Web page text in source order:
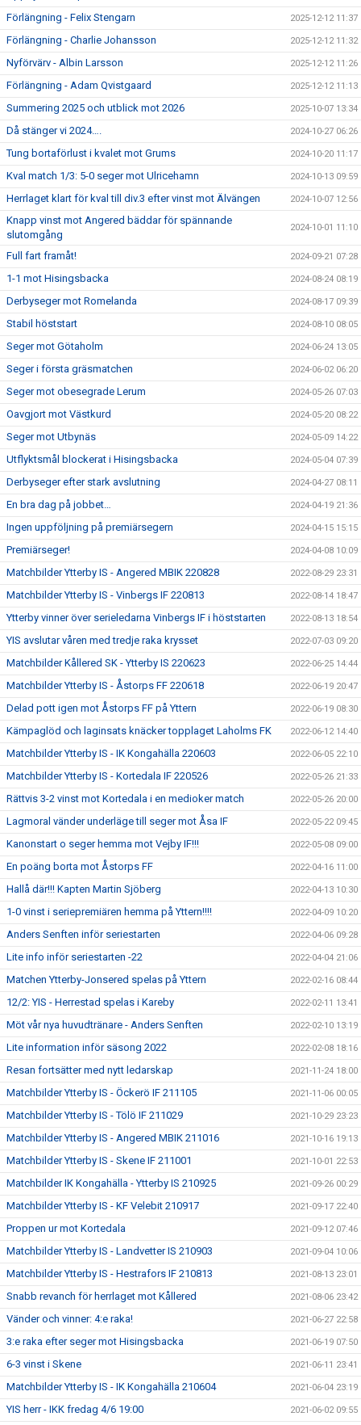
Förlängning - Felix Stengarn 2025-12-12 11:37
Förlängning - Charlie Johansson 2025-12-12 11:32
Nyförvärv - Albin Larsson 2025-12-12 11:26
Förlängning - Adam Qvistgaard 2025-12-12 11:13
Summering 2025 och utblick mot 2026 2025-10-07 13:34
Då stänger vi 2024…. 2024-10-27 06:26
Tung bortaförlust i kvalet mot Grums 2024-10-20 11:17
Kval match 1/3: 5-0 seger mot Ulricehamn 2024-10-13 09:59
Herrlaget klart för kval till div.3 efter vinst mot Älvängen 2024-10-07 12:56
Knapp vinst mot Angered bäddar för spännande
slutomgång
2024-10-01 11:10
Full fart framåt! 2024-09-21 07:28
1-1 mot Hisingsbacka 2024-08-24 08:19
Derbyseger mot Romelanda 2024-08-17 09:39
Stabil höststart 2024-08-10 08:05
Seger mot Götaholm 2024-06-24 13:05
Seger i första gräsmatchen 2024-06-02 06:20
Seger mot obesegrade Lerum 2024-05-26 07:03
Oavgjort mot Västkurd 2024-05-20 08:22
Seger mot Utbynäs 2024-05-09 14:22
Utflyktsmål blockerat i Hisingsbacka 2024-05-04 07:39
Derbyseger efter stark avslutning 2024-04-27 08:11
En bra dag på jobbet… 2024-04-19 21:36
Ingen uppföljning på premiärsegern 2024-04-15 15:15
Premiärseger! 2024-04-08 10:09
Matchbilder Ytterby IS - Angered MBIK 220828 2022-08-29 23:31
Matchbilder Ytterby IS - Vinbergs IF 220813 2022-08-14 18:47
Ytterby vinner över serieledarna Vinbergs IF i höststarten 2022-08-13 18:54
YIS avslutar våren med tredje raka krysset 2022-07-03 09:20
Matchbilder Kållered SK - Ytterby IS 220623 2022-06-25 14:44
Matchbilder Ytterby IS - Åstorps FF 220618 2022-06-19 20:47
Delad pott igen mot Åstorps FF på Yttern 2022-06-19 08:30
Kämpaglöd och laginsats knäcker topplaget Laholms FK 2022-06-12 14:40
Matchbilder Ytterby IS - IK Kongahälla 220603 2022-06-05 22:10
Matchbilder Ytterby IS - Kortedala IF 220526 2022-05-26 21:33
Rättvis 3-2 vinst mot Kortedala i en medioker match 2022-05-26 20:00
Lagmoral vänder underläge till seger mot Åsa IF 2022-05-22 09:45
Kanonstart o seger hemma mot Vejby IF!!! 2022-05-08 09:00
En poäng borta mot Åstorps FF 2022-04-16 11:00
Hallå där!!! Kapten Martin Sjöberg 2022-04-13 10:30
1-0 vinst i seriepremiären hemma på Yttern!!!! 2022-04-09 10:20
Anders Senften inför seriestarten 2022-04-06 09:28
Lite info inför seriestarten -22 2022-04-04 21:06
Matchen Ytterby-Jonsered spelas på Yttern 2022-02-16 08:44
12/2: YIS - Herrestad spelas i Kareby 2022-02-11 13:41
Möt vår nya huvudtränare - Anders Senften 2022-02-10 13:19
Lite information inför säsong 2022 2022-02-08 18:16
Resan fortsätter med nytt ledarskap 2021-11-24 18:00
Matchbilder Ytterby IS - Öckerö IF 211105 2021-11-06 00:05
Matchbilder Ytterby IS - Tölö IF 211029 2021-10-29 23:23
Matchbilder Ytterby IS - Angered MBIK 211016 2021-10-16 19:13
Matchbilder Ytterby IS - Skene IF 211001 2021-10-01 22:53
Matchbilder IK Kongahälla - Ytterby IS 210925 2021-09-26 00:29
Matchbilder Ytterby IS - KF Velebit 210917 2021-09-17 22:40
Proppen ur mot Kortedala 2021-09-12 07:46
Matchbilder Ytterby IS - Landvetter IS 210903 2021-09-04 10:06
Matchbilder Ytterby IS - Hestrafors IF 210813 2021-08-13 23:01
Snabb revanch för herrlaget mot Kållered 2021-08-06 23:42
Vänder och vinner: 4:e raka! 2021-06-27 22:58
3:e raka efter seger mot Hisingsbacka 2021-06-19 07:50
6-3 vinst i Skene 2021-06-11 23:41
Matchbilder Ytterby IS - IK Kongahälla 210604 2021-06-04 23:19
YIS herr - IKK fredag 4/6 19:00 2021-06-02 09:55